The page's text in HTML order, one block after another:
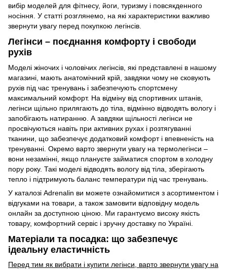
вибір моделей для фітнесу, йоги, туризму і повсякденного
носіння. У статті розглянемо, на які характеристики важливо
звернути увагу перед покупкою легінсів.
Легінси – поєднання комфорту і свободи
рухів
Моделі жіночих і чоловічих легінсів, які представлені в нашому
магазині, мають анатомічний крій, завдяки чому не сковують
рухів під час тренувань і забезпечують спортсмену
максимальний комфорт. На відміну від спортивних штанів,
легінси щільно прилягають до тіла, відмінно відводять вологу і
запобігають натиранню. А завдяки щільності легінси не
просвічуються навіть при активних рухах і розтягуванні
тканини, що забезпечує додатковий комфорт і впевненість на
тренуванні. Окремо варто звернути увагу на термолегінси –
вони незамінні, якщо плануєте займатися спортом в холодну
пору року. Такі моделі відводять вологу від тіла, зберігають
тепло і підтримують баланс температури під час тренувань.
У каталозі Adrenalin ви можете ознайомитися з асортиментом і
відгуками на товари, а також замовити відповідну модель
онлайн за доступною ціною. Ми гарантуємо високу якість
товару, комфортний сервіс і зручну доставку по Україні.
Матеріали та посадка: що забезпечує
ідеальну еластичність
Перед тим як вибрати і купити легінси, варто звернути увагу на